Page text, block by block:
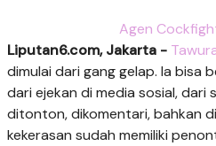
Agen
Liputan6.com, Jakarta -
dimulai dari gang gelap. Ia bisa
dari ejekan di media sosial, dari
ditonton, dikomentari, bahkan
kekerasan sudah memiliki